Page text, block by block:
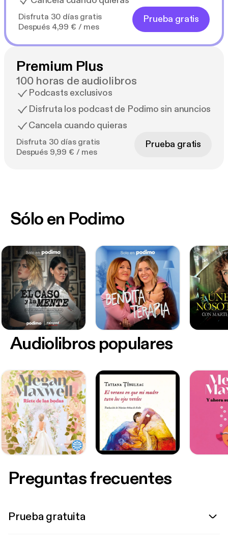
Disfruta 30 días gratis
Después 4,99 € / mes
Prueba gratis
Premium Plus
100 horas de audiolibros
Podcasts exclusivos
Disfruta los podcast de Podimo sin anuncios
Cancela cuando quieras
Disfruta 30 días gratis
Después 9,99 € / mes
Prueba gratis
Sólo en Podimo
Audiolibros populares
Preguntas frecuentes
Prueba gratuita